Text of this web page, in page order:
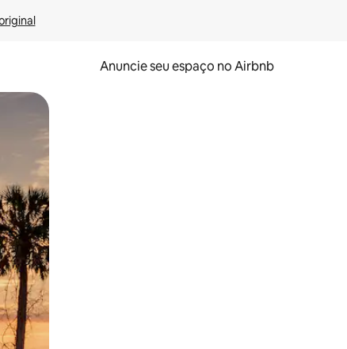
Anuncie seu espaço no Airbnb
o dedo na tela.